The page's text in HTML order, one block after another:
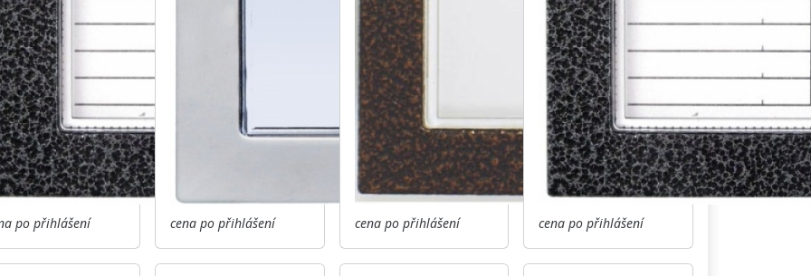
po přihlášení cena po přihlášení cena po přihlášení cena po přihlášení